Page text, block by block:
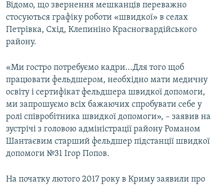
Відомо, що звернення мешканців переважно
стосуються графіку роботи «швидкої» в селах
Петрівка, Схід, Клепиніно Красногвардійського
району.
«Ми гостро потребуємо кадри...Для того щоб
працювати фельдшером, необхідно мати медичну
освіту і сертифікат фельдшера швидкої допомоги,
ми запрошуємо всіх бажаючих спробувати себе у
ролі співробітника швидкої допомоги», – заявив на
зустрічі з головою адміністрації району Романом
Шантаєвим старший фельдшер підстанції швидкої
допомоги №31 Ігор Попов.
На початку лютого 2017 року в Криму заявили про